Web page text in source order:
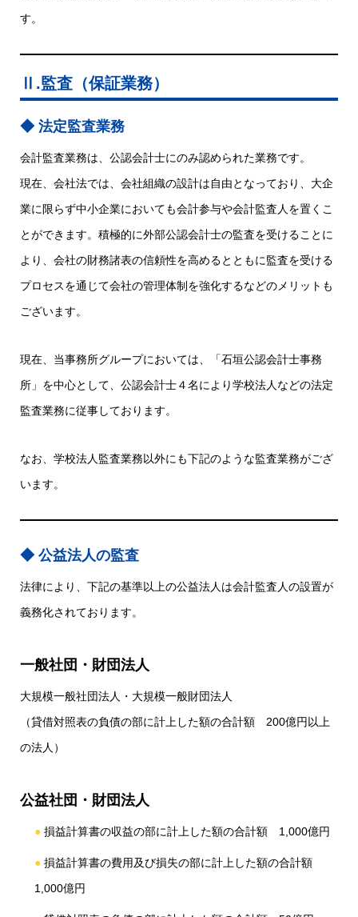
す。
Ⅱ.監査（保証業務）
法定監査業務
会計監査業務は、公認会計士にのみ認められた業務です。
現在、会社法では、会社組織の設計は自由となっており、大企
業に限らず中小企業においても会計参与や会計監査人を置くこ
とができます。積極的に外部公認会計士の監査を受けることに
より、会社の財務諸表の信頼性を高めるとともに監査を受ける
プロセスを通じて会社の管理体制を強化するなどのメリットも
ございます。
現在、当事務所グループにおいては、「石垣公認会計士事務
所」を中心として、公認会計士４名により学校法人などの法定
監査業務に従事しております。
なお、学校法人監査業務以外にも下記のような監査業務がござ
います。
公益法人の監査
法律により、下記の基準以上の公益法人は会計監査人の設置が
義務化されております。
一般社団・財団法人
大規模一般社団法人・大規模一般財団法人
（貸借対照表の負債の部に計上した額の合計額 200億円以上
の法人）
公益社団・財団法人
損益計算書の収益の部に計上した額の合計額 1,000億円
損益計算書の費用及び損失の部に計上した額の合計額
1,000億円